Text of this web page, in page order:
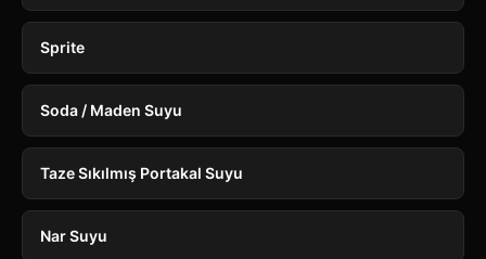
Sprite
Soda / Maden Suyu
Taze Sıkılmış Portakal Suyu
Nar Suyu